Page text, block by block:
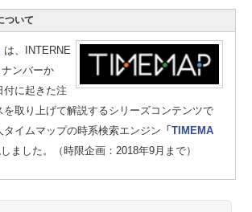
ついて
は、INTERNE
ンバーか
付に起きた注
を取り上げて解説するシリーズコンテンツで
タイムマップの時系検索エンジン 「TIMEMA
ました。（時限企画：2018年9月まで）